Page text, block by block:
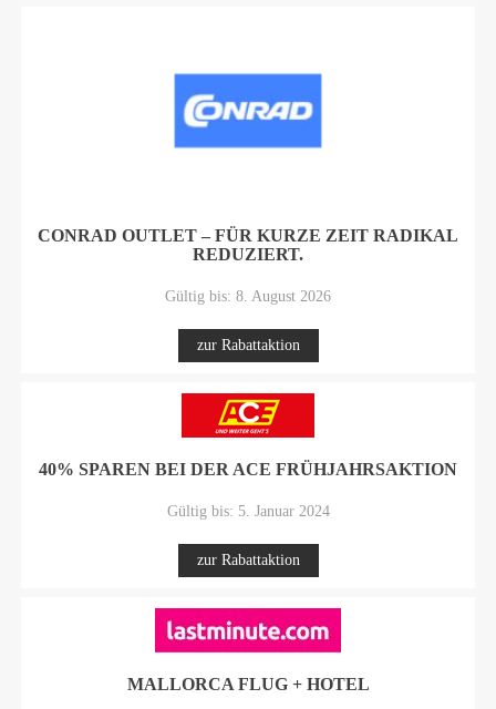
CONRAD OUTLET – FÜR KURZE ZEIT RADIKAL
REDUZIERT.
Gültig bis: 8. August 2026
zur Rabattaktion
40% SPAREN BEI DER ACE FRÜHJAHRSAKTION
Gültig bis: 5. Januar 2024
zur Rabattaktion
MALLORCA FLUG + HOTEL